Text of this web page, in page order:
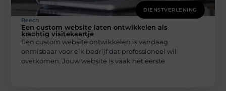
DIENSTVERLENING
Beech
Een custom website laten ontwikkelen als
krachtig visitekaartje
Een custom website ontwikkelen is vandaag
onmisbaar voor elk bedrijf dat professioneel wil
overkomen. Jouw website is vaak het eerste